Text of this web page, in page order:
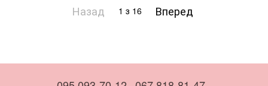
Назад 1 з 16 Вперед